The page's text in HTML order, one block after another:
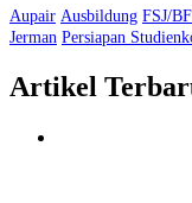
Aupair Ausbildung FSJ/
Jerman Persiapan
Artikel